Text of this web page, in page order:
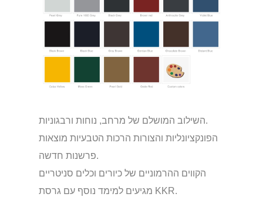
השילוב המושלם של מרחב, נוחות ורבגוניות.
הפונקציונליות והצורות הרכות הטבעיות מוצאות
פרשנות חדשה.
הקווים ההרמוניים של כיורים וכלים סניטריים
מגיעים למימד נוסף עם גרסת KKR.